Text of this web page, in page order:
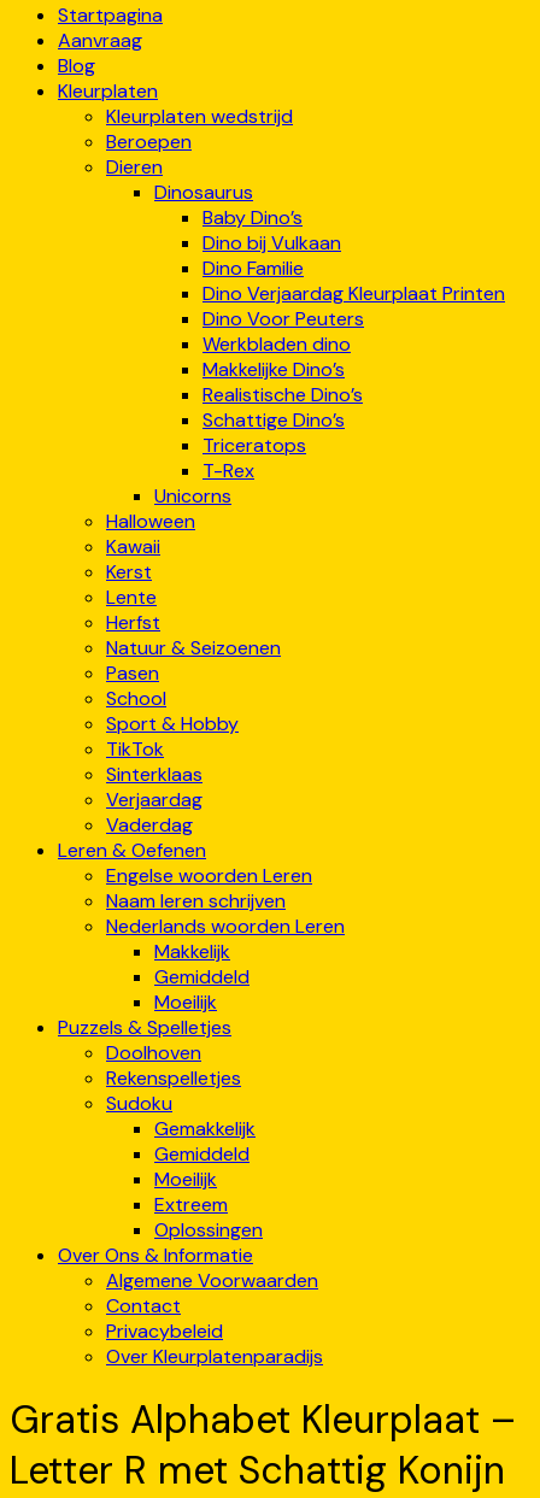
Startpagina
Aanvraag
Blog
Kleurplaten
Kleurplaten wedstrijd
Beroepen
Dieren
Dinosaurus
Baby Dino’s
Dino bij Vulkaan
Dino Familie
Dino Verjaardag Kleurplaat Printen
Dino Voor Peuters
Werkbladen dino
Makkelijke Dino’s
Realistische Dino’s
Schattige Dino’s
Triceratops
T-Rex
Unicorns
Halloween
Kawaii
Kerst
Lente
Herfst
Natuur & Seizoenen
Pasen
School
Sport & Hobby
TikTok
Sinterklaas
Verjaardag
Vaderdag
Leren & Oefenen
Engelse woorden Leren
Naam leren schrijven
Nederlands woorden Leren
Makkelijk
Gemiddeld
Moeilijk
Puzzels & Spelletjes
Doolhoven
Rekenspelletjes
Sudoku
Gemakkelijk
Gemiddeld
Moeilijk
Extreem
Oplossingen
Over Ons & Informatie
Algemene Voorwaarden
Contact
Privacybeleid
Over Kleurplatenparadijs
Gratis Alphabet Kleurplaat –
Letter R met Schattig Konijn